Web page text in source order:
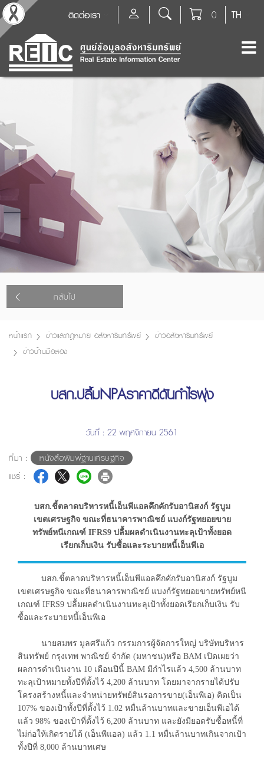
TH
0
ติดต่อเรา
กลับไป
หน้าแรก ข่าวและกฎหมาย อสังหาริมทรัพย์
ข่าวอสังหาริมทรัพย์
ข่าวบ้านมือสอง
บสก.ปลื้มNPAราคาดีดันกำไรพุ่ง
วันที่ : 22 พฤศจิกายน 2561
ที่มา :
หนังสือพิมพ์ฐานเศรษฐกิจ
แชร์ :
บสก.ชี้ตลาดบริหารหนี้เอ็นพีแอลคึกคักรับอานิสงก์ รัฐบูม
เขตเศรษฐกิจ ขณะที่ธนาคารพาณิชย์ แบงก์รัฐทยอยขาย
ทรัพย์หนีเกณฑ์ IFRS9 ปลื้มผลดำเนินงานทะลุเป้าทั้งยอด
เรียกเก็บเงิน รับซื้อและระบายหนี้เอ็นพีเอ
บสก.ชี้ตลาดบริหารหนี้เอ็นพีแอลคึกคักรับอานิสงก์ รัฐบูม
เขตเศรษฐกิจ ขณะที่ธนาคารพาณิชย์ แบงก์รัฐทยอยขายทรัพย์หนี
เกณฑ์ IFRS9 ปลื้มผลดำเนินงานทะลุเป้าทั้งยอดเรียกเก็บเงิน รับ
ซื้อและระบายหนี้เอ็นพีเอ
นายสมพร มูลศรีแก้ว กรรมการผู้จัดการใหญ่ บริษัทบริหาร
สินทรัพย์ กรุงเทพ พาณิชย์ จำกัด (มหาชน)หรือ BAM เปิดเผยว่า
ผลการดำเนินงาน 10 เดือนปีนี้ BAM มีกำไรแล้ว 4,500 ล้านบาท
ทะลุเป้าหมายทั้งปีที่ตั้งไว้ 4,200 ล้านบาท โดยมาจากรายได้ปรับ
โครงสร้างหนี้และจำหน่ายทรัพย์สินรอการขาย(เอ็นพีเอ) คิดเป็น
107% ของเป้าทั้งปีที่ตั้งไว้ 1.02 หมื่นล้านบาทและขายเอ็นพีเอได้
แล้ว 98% ของเป้าที่ตั้งไว้ 6,200 ล้านบาท และยังมียอดรับซื้อหนี้ที่
ไม่ก่อให้เกิดรายได้ (เอ็นพีแอล) แล้ว 1.1 หมื่นล้านบาทเกินจากเป้า
ทั้งปีที่ 8,000 ล้านบาทเศษ